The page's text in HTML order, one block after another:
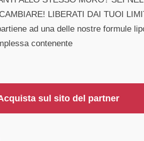
LIBERATI DAI TUOI
ad una delle nostre formule
contenente
sul sito del partner